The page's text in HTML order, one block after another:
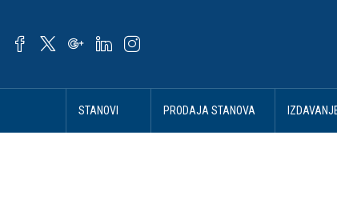
STANOVI PRODAJA STANOVA